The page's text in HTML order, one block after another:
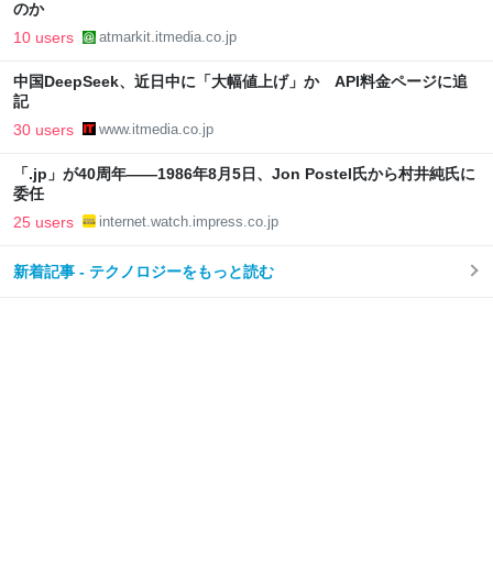
のか
10 users atmarkit.itmedia.co.jp
中国DeepSeek、近日中に「大幅値上げ」か API料金ページに追
記
30 users www.itmedia.co.jp
「.jp」が40周年――1986年8月5日、Jon Postel氏から村井純氏に
委任
25 users internet.watch.impress.co.jp
新着記事 - テクノロジーをもっと読む